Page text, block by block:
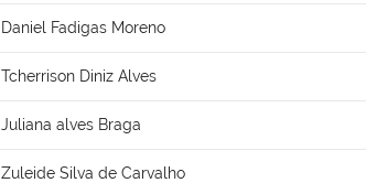
Daniel Fadigas Moreno
Tcherrison Diniz Alves
Juliana alves Braga
Zuleide Silva de Carvalho